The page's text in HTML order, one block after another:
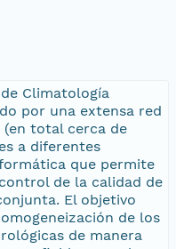
Climatología
por una extensa red
(en total cerca de
a diferentes
que permite
de la calidad de
El objetivo
de los
de manera